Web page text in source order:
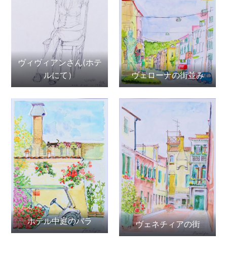
ヴィヴィアンさん(ホテ
ルにて）
ヴェローナの街並み
ホテル中庭のバラ ヴェネチィアの街